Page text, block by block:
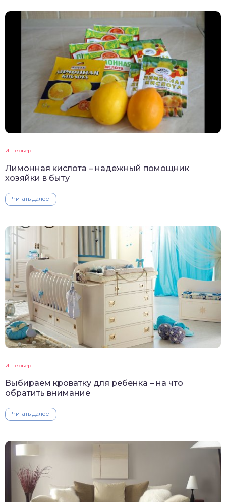
Интерьер
Лимонная кислота – надежный помощник
хозяйки в быту
Читать далее
Интерьер
Выбираем кроватку для ребенка – на что
обратить внимание
Читать далее